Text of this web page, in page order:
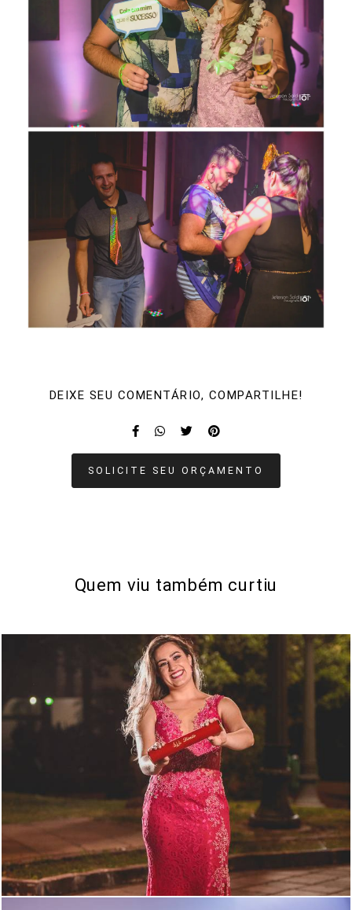
DEIXE SEU COMENTÁRIO, COMPARTILHE!
SOLICITE SEU ORÇAMENTO
Quem viu também curtiu
2071 116